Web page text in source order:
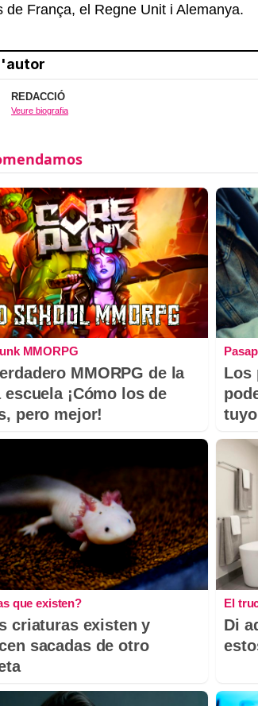
de França, el Regne Unit i Alemanya.
REDACCIÓ
Veure biografia
MMORPG
MMORPG de la
escuela ¡Cómo los de
pero mejor!
Los
que existen?
criaturas existen y
sacadas de otro
El
Di